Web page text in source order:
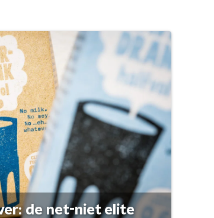
de net-niet elite